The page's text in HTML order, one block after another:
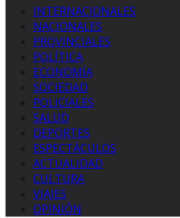
INTERNACIONALES
NACIONALES
PROVINCIALES
POLÍTICA
ECONOMÍA
SOCIEDAD
POLICIALES
SALUD
DEPORTES
ESPECTÁCULOS
ACTUALIDAD
CULTURA
VIAJES
OPINIÓN